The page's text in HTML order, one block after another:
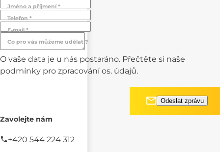
Jméno a příjmení *
Telefon *
E-mail *
Co pro vás můžeme udělat ?
O vaše data je u nás postaráno. Přečtěte si naše
podmínky pro zpracování os. údajů.
Zavolejte nám
+420 544 224 312